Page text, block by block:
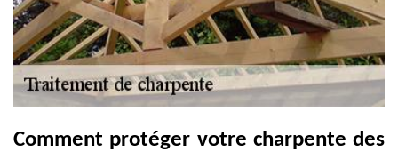
Comment protéger votre charpente des